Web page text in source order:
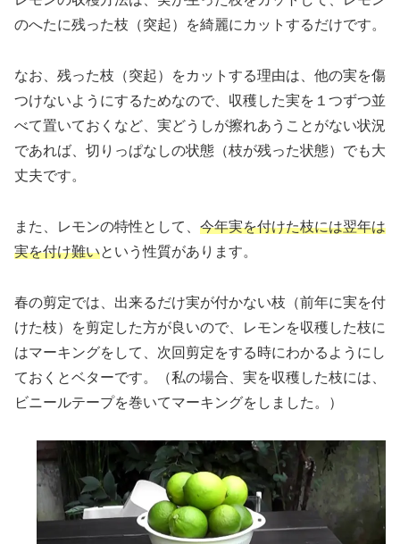
のへたに残った枝（突起）を綺麗にカットするだけです。
なお、残った枝（突起）をカットする理由は、他の実を傷
つけないようにするためなので、収穫した実を１つずつ並
べて置いておくなど、実どうしが擦れあうことがない状況
であれば、切りっぱなしの状態（枝が残った状態）でも大
丈夫です。
また、レモンの特性として、 今年実を付けた枝には翌年は
実を付け難いという性質があります。
春の剪定では、出来るだけ実が付かない枝（前年に実を付
けた枝）を剪定した方が良いので、レモンを収穫した枝に
はマーキングをして、次回剪定をする時にわかるようにし
ておくとベターです。（私の場合、実を収穫した枝には、
ビニールテープを巻いてマーキングをしました。）